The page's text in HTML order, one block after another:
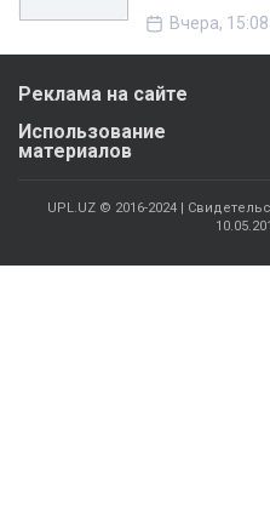
Вчера, 15:08
Реклама на сайте
Использование
материалов
UPL.UZ © 2016-2024 |